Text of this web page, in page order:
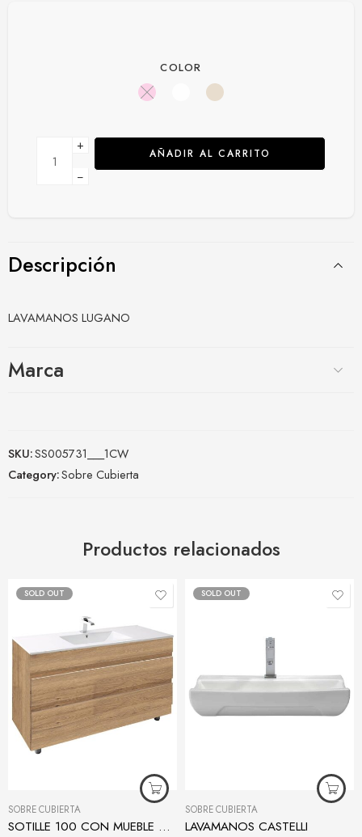
COLOR
+
−
AÑADIR AL CARRITO
Descripción
LAVAMANOS LUGANO
Marca
SKU:SS005731___1CW
Category:Sobre Cubierta
Productos relacionados
SOLD OUT
SOBRE CUBIERTA
SOTILLE 100 CON MUEBLE MOROCCO
SOLD OUT
SOBRE CUBIERTA
LAVAMANOS CASTELLI